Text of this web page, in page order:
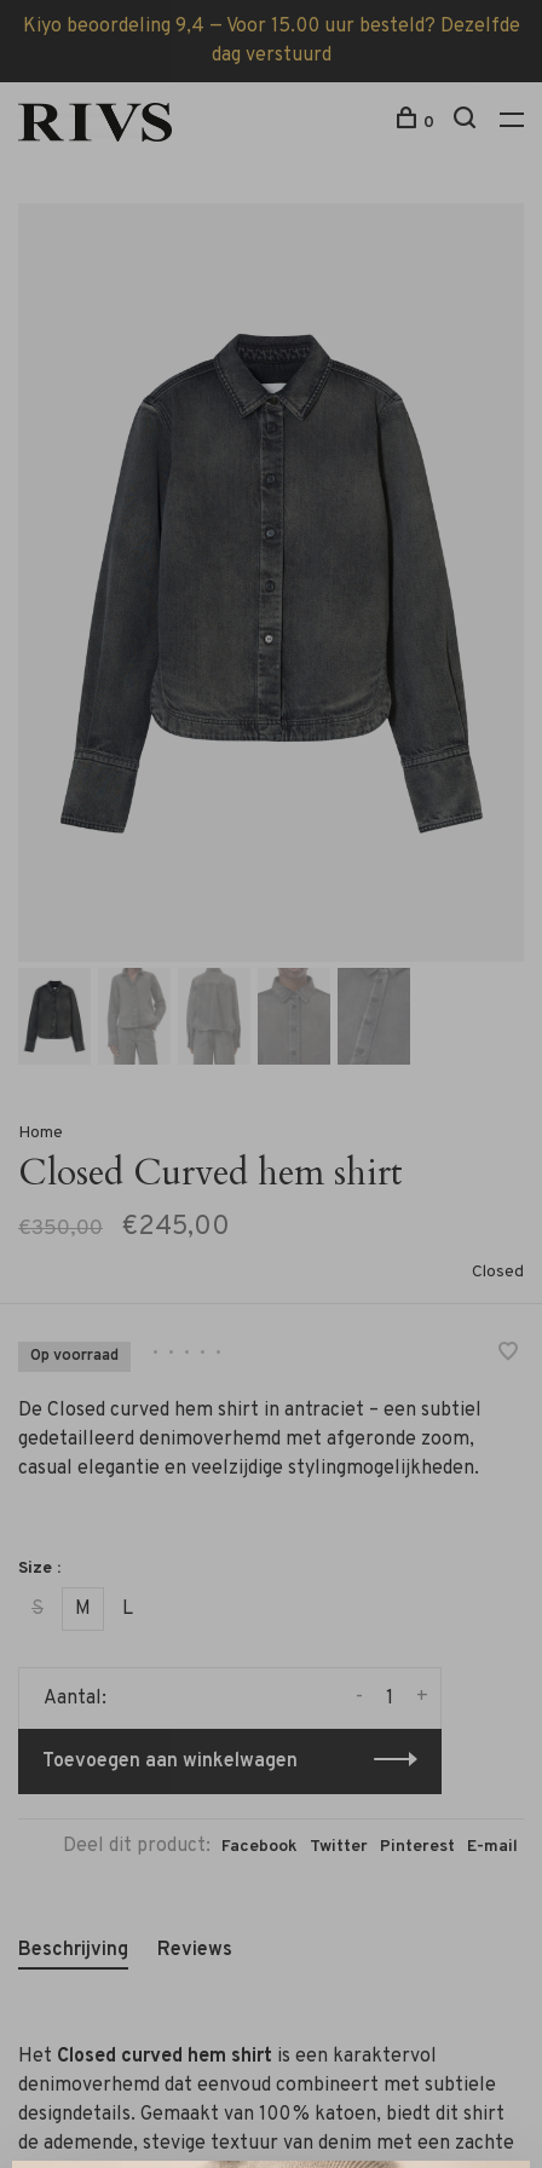
Kiyo beoordeling 9,4 — Voor 15.00 uur besteld? Dezelfde
dag verstuurd
0
Home
Closed Curved hem shirt
€350,00 €245,00
Closed
Op voorraad • • • • •
De Closed curved hem shirt in antraciet – een subtiel
gedetailleerd denimoverhemd met afgeronde zoom,
casual elegantie en veelzijdige stylingmogelijkheden.
Size :
S M L
Aantal: +
-
Toevoegen aan winkelwagen
Deel dit product: Facebook Twitter Pinterest E-mail
Beschrijving Reviews
Het Closed curved hem shirt is een karaktervol
denimoverhemd dat eenvoud combineert met subtiele
designdetails. Gemaakt van 100 % katoen, biedt dit shirt
de ademende, stevige textuur van denim met een zachte